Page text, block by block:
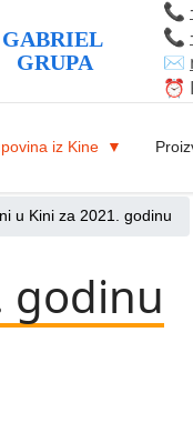
📞
📞
✉️
⏰
iz Kine
u Kini za 2021. godinu
godinu